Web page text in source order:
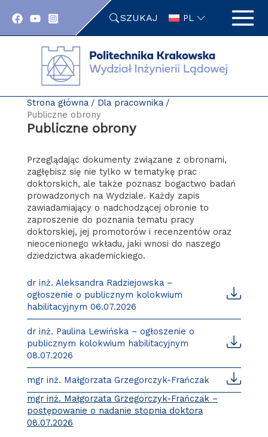
SZUKAJ PL
Strona główna
Dla pracownika
Publiczne obrony
Publiczne obrony
Przeglądając dokumenty związane z obronami,
zagłębisz się nie tylko w tematykę prac
doktorskich, ale także poznasz bogactwo badań
prowadzonych na Wydziale. Każdy zapis
zawiadamiający o nadchodzącej obronie to
zaproszenie do poznania tematu pracy
doktorskiej, jej promotorów i recenzentów oraz
nieocenionego wkładu, jaki wnosi do naszego
dziedzictwa akademickiego.
dr inż. Aleksandra Radziejowska –
ogłoszenie o publicznym kolokwium
habilitacyjnym 06.07.2026
dr inż. Paulina Lewińska – ogłoszenie o
publicznym kolokwium habilitacyjnym
08.07.2026
mgr inż. Małgorzata Grzegorczyk-Frańczak
mgr inż. Małgorzata Grzegorczyk-Frańczak –
postępowanie o nadanie stopnia doktora
08.07.2026